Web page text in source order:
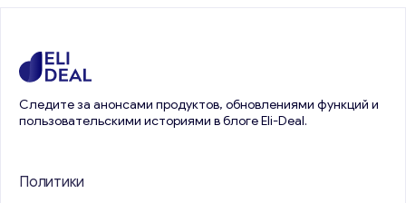
Следите за анонсами продуктов, обновлениями функций и
пользовательскими историями в блоге Eli-Deal.
Политики